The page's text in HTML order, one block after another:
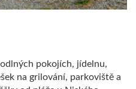
pokojích, jídelnu,
na grilování, parkoviště a